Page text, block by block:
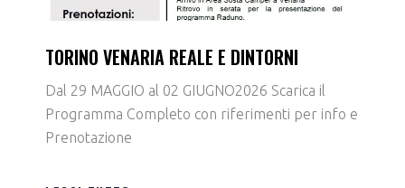
TORINO VENARIA REALE E DINTORNI
Dal 29 MAGGIO al 02 GIUGNO2026 Scarica il
Programma Completo con riferimenti per info e
Prenotazione